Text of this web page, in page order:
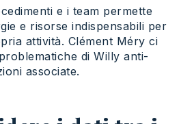
e i team permette
e risorse indispensabili per
attività. Clément Méry ci
di Willy anti-
associate.